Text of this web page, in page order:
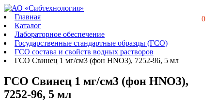
0
Главная
Каталог
Лабораторное обеспечение
Государственные стандартные образцы (ГСО)
ГСО состава и свойств водных растворов
ГСО Свинец 1 мг/см3 (фон НNO3), 7252-96, 5 мл
ГСО Свинец 1 мг/см3 (фон НNO3),
7252-96, 5 мл